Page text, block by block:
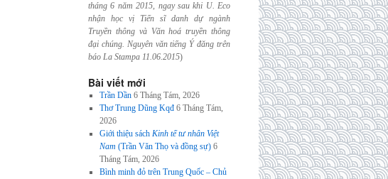
tháng 6 năm 2015, ngay sau khi U. Eco
nhận học vị Tiến sĩ danh dự ngành
Truyền thông và Văn hoá truyền thông
đại chúng. Nguyên văn tiếng Ý đăng trên
báo La Stampa 11.06.2015)
Bài viết mới
Trần Dần 6 Tháng Tám, 2026
Thơ Trung Dũng Kqđ 6 Tháng Tám,
2026
Giới thiệu sách Kinh tế tư nhân Việt
Nam (Trần Văn Thọ và đồng sự) 6
Tháng Tám, 2026
Bình minh đỏ trên Trung Quốc – Chủ